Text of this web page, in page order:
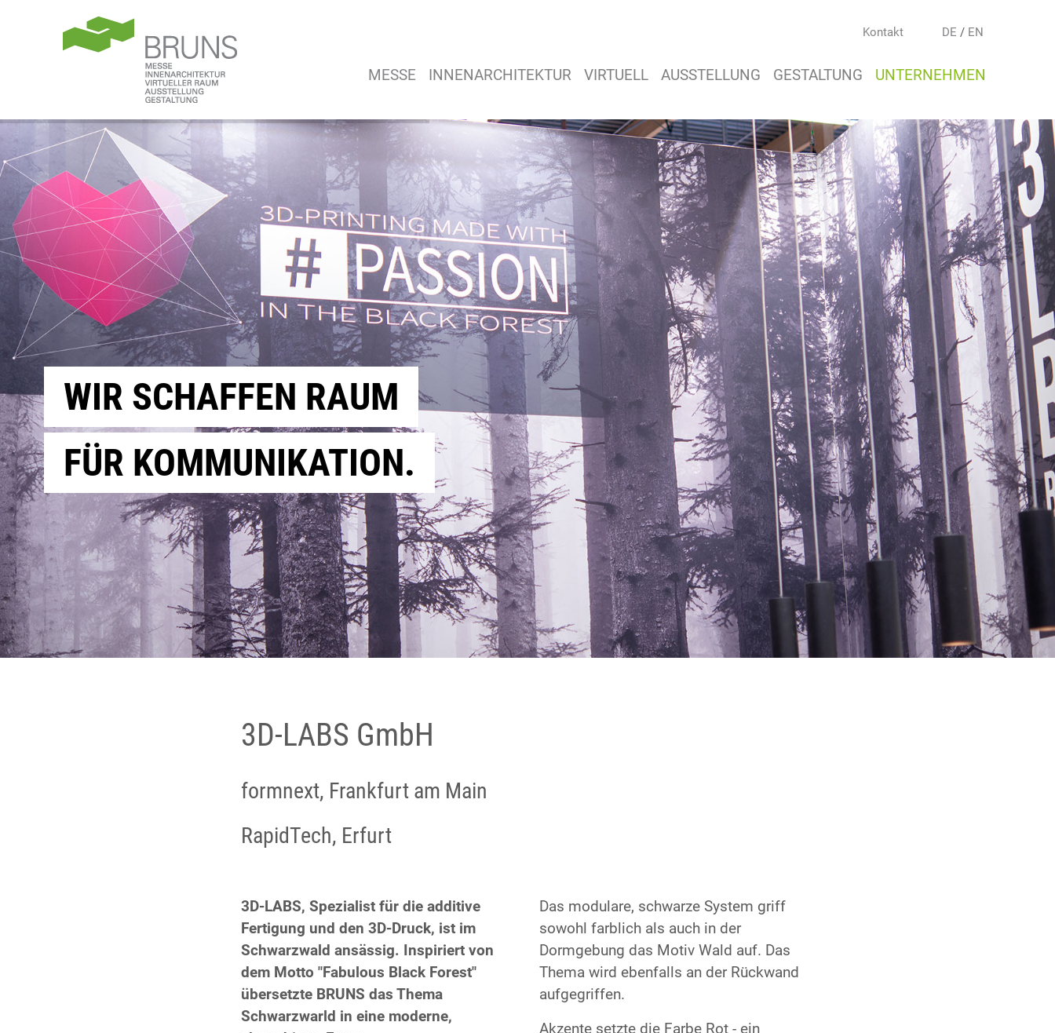
Kontakt DE / EN
MESSE INNENARCHITEKTUR VIRTUELL AUSSTELLUNG GESTALTUNG UNTERNEHMEN
WIR SCHAFFEN RAUM
FÜR KOMMUNIKATION.
3D-LABS GmbH
formnext, Frankfurt am Main
RapidTech, Erfurt
3D-LABS, Spezialist für die additive
Fertigung und den 3D-Druck, ist im
Schwarzwald ansässig. Inspiriert von
dem Motto "Fabulous Black Forest"
übersetzte BRUNS das Thema
Schwarzwarld in eine moderne,
Das modulare, schwarze System griff
sowohl farblich als auch in der
Dormgebung das Motiv Wald auf. Das
Thema wird ebenfalls an der Rückwand
aufgegriffen.
Akzente setzte die Farbe Rot - ein